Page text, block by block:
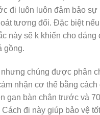
đi luôn luôn đảm bảo sự
tương đối. Đặc biệt nếu
này sẽ k khiến cho dáng
gồng.
chúng được phân
nhận cơ thể bằng cách
gan bàn chân trước và
Cách đi này giúp bảo vệ